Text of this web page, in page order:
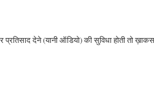
प्रतिसाद देने (यानी ऑडियो) की सुविधा होती तो